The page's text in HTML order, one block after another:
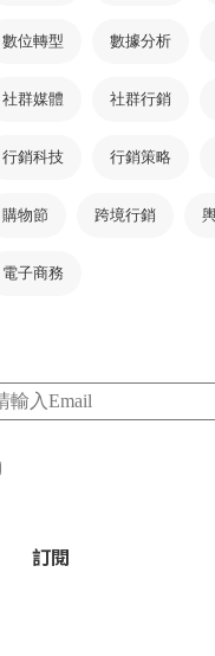
數位轉型 數據分析
社群媒體 社群行銷
行銷科技 行銷策略
購物節 跨境行銷
電子商務